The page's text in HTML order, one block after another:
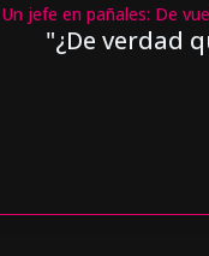
Un jefe en pañales: De
"¿De verdad